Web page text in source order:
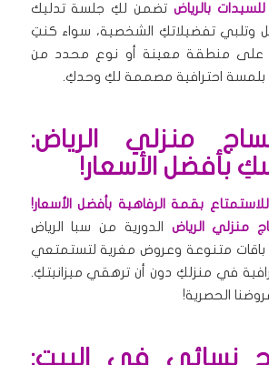
بالرياضتضمن لكِ جلسة تدليك
وتلبي تفضيلاتكِ الشخصية، سواء كنتِ
على منطقة معينة أو نوع محدد من
بلمسة احترافية مصممة لكِ وحدكِ.
منزلي الرياض:
بأفضل الأسعار!
بقمة الرفاهية بأفضل الأسعار!
منزلي الرياض الدورية من سبا الرياض
باقات متنوعة وعروض مغرية لتستمتعي
في منزلكِ دون أن ترهقي ميزانيتكِ.
الحصرية!
نسائي في البيت: